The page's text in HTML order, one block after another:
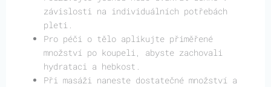
závislosti na individuálních potřebách
pleti.
Pro péči o tělo aplikujte přiměřené
množství po koupeli, abyste zachovali
hydrataci a hebkost.
Při masáži naneste dostatečné množství a